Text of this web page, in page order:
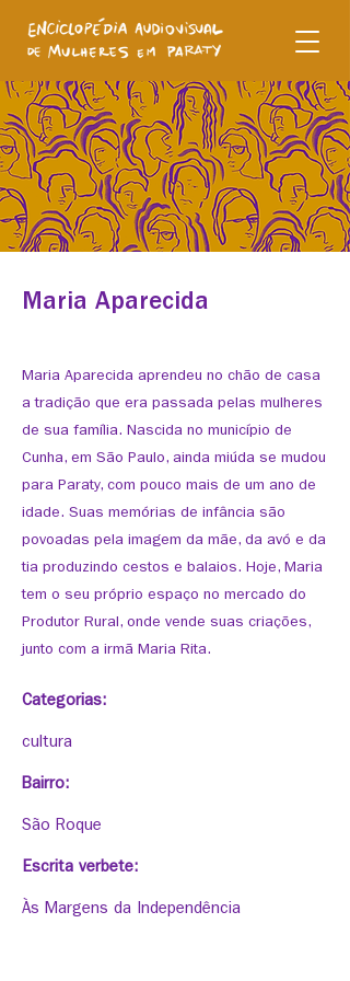
Maria Aparecida
Maria Aparecida aprendeu no chão de casa
a tradição que era passada pelas mulheres
de sua família. Nascida no município de
Cunha, em São Paulo, ainda miúda se mudou
para Paraty, com pouco mais de um ano de
idade. Suas memórias de infância são
povoadas pela imagem da mãe, da avó e da
tia produzindo cestos e balaios. Hoje, Maria
tem o seu próprio espaço no mercado do
Produtor Rural, onde vende suas criações,
junto com a irmã Maria Rita.
Categorias:
cultura
Bairro:
São Roque
Escrita verbete:
Às Margens da Independência